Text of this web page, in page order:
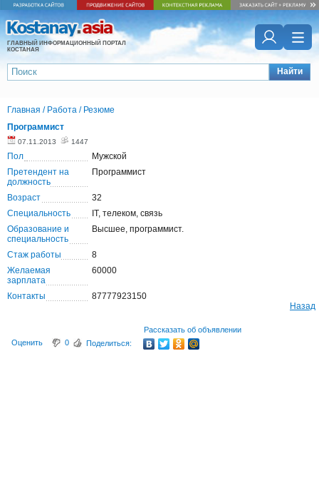
ГЛАВНЫЙ ИНФОРМАЦИОННЫЙ ПОРТАЛ
КОСТАНАЯ
Найти
Главная / Работа / Резюме
Программист
07.11.2013 1447
Пол
Мужской
Претендент на
должность
Программист
Возраст
32
Специальность
IT, телеком, связь
Образование и
специальность
Высшее, программист.
Стаж работы
8
Желаемая
зарплата
60000
Контакты
87777923150
Назад
Рассказать об объявлении
Оценить
0 Поделиться: